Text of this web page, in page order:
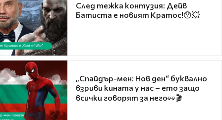
След тежка контузия: Дейв
Батиста е новият Кратос!😯💥
„Спайдър-мен: Нов ден“ буквално
взриви кината у нас – ето защо
всички говорят за него👀🎬